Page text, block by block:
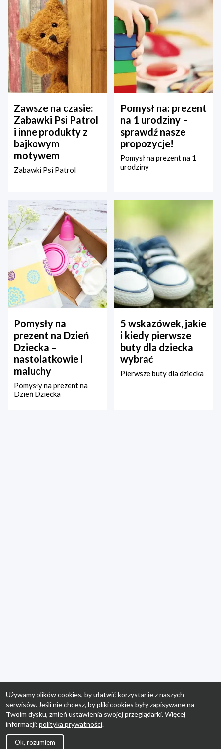
Zawsze na czasie:
Zabawki Psi Patrol
i inne produkty z
bajkowym
motywem
Zabawki Psi Patrol
Pomysł na: prezent
na 1 urodziny –
sprawdź nasze
propozycje!
Pomysł na prezent na 1
urodziny
Pomysły na
prezent na Dzień
Dziecka –
nastolatkowie i
maluchy
Pomysły na prezent na
Dzień Dziecka
5 wskazówek, jakie
i kiedy pierwsze
buty dla dziecka
wybrać
Pierwsze buty dla dziecka
Używamy plików cookies, by ułatwić korzystanie z naszych
serwisów. Jeśli nie chcesz, by pliki cookies były zapisywane na
Twoim dysku, zmień ustawienia swojej przeglądarki. Więcej
informacji: polityka prywatności.
Ok, rozumiem